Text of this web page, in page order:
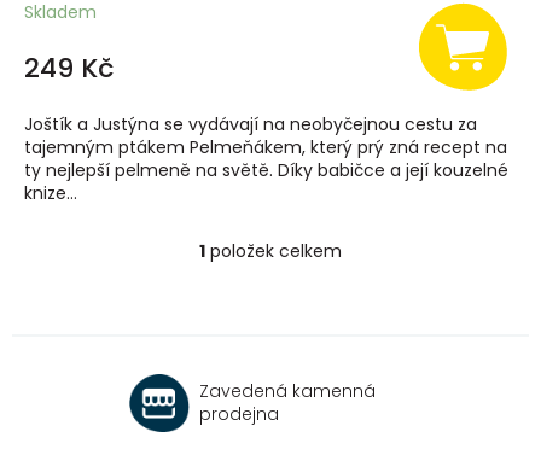
Skladem
249 Kč
Joštík a Justýna se vydávají na neobyčejnou cestu za
tajemným ptákem Pelmeňákem, který prý zná recept na
ty nejlepší pelmeně na světě. Díky babičce a její kouzelné
knize...
O
c
í
1 položek celkem
Zavedená kamenná
prodejna